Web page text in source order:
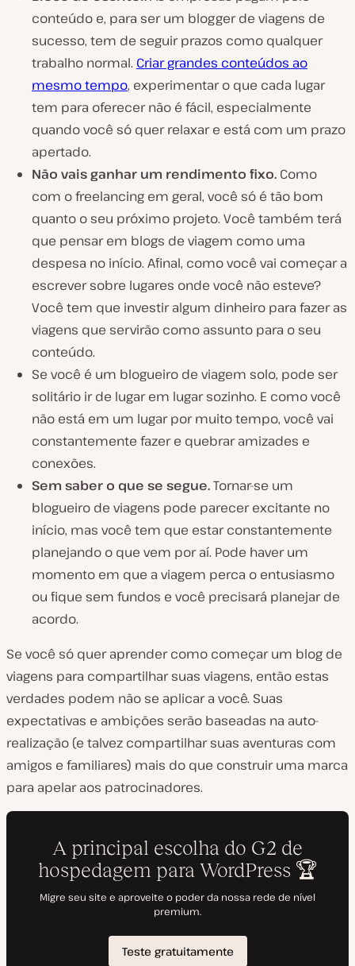
conteúdo e, para ser um blogger de viagens de
sucesso, tem de seguir prazos como qualquer
trabalho normal. Criar grandes conteúdos ao
mesmo tempo, experimentar o que cada lugar
tem para oferecer não é fácil, especialmente
quando você só quer relaxar e está com um prazo
apertado.
Não vais ganhar um rendimento fixo. Como
com o freelancing em geral, você só é tão bom
quanto o seu próximo projeto. Você também terá
que pensar em blogs de viagem como uma
despesa no início. Afinal, como você vai começar a
escrever sobre lugares onde você não esteve?
Você tem que investir algum dinheiro para fazer as
viagens que servirão como assunto para o seu
conteúdo.
Se você é um blogueiro de viagem solo, pode ser
solitário ir de lugar em lugar sozinho. E como você
não está em um lugar por muito tempo, você vai
constantemente fazer e quebrar amizades e
conexões.
Sem saber o que se segue.Tornar-se um
blogueiro de viagens pode parecer excitante no
início, mas você tem que estar constantemente
planejando o que vem por aí. Pode haver um
momento em que a viagem perca o entusiasmo
ou fique sem fundos e você precisará planejar de
acordo.
Se você só quer aprender como começar um blog de
viagens para compartilhar suas viagens, então estas
verdades podem não se aplicar a você. Suas
expectativas e ambições serão baseadas na auto-
realização (e talvez compartilhar suas aventuras com
amigos e familiares) mais do que construir uma marca
para apelar aos patrocinadores.